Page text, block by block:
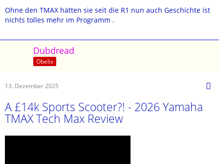
Ohne den TMAX hätten sie seit die R1 nun auch Geschichte ist
nichts tolles mehr im Programm .
Dubdread
Obelix
13. Dezember 2025
A £14k Sports Scooter?! - 2026 Yamaha
TMAX Tech Max Review